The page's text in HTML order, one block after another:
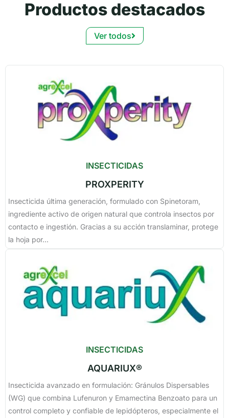
Productos destacados
Ver todos
INSECTICIDAS
PROXPERITY
Insecticida última generación, formulado con Spinetoram,
ingrediente activo de origen natural que controla insectos por
contacto e ingestión. Gracias a su acción translaminar, protege
la hoja por...
INSECTICIDAS
AQUARIUX®
Insecticida avanzado en formulación: Gránulos Dispersables
(WG) que combina Lufenuron y Emamectina Benzoato para un
control completo y confiable de lepidópteros, especialmente el